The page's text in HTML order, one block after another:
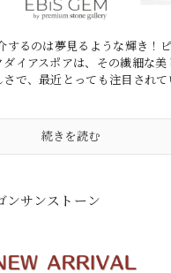
するのは夢見るような輝き！
イアスポアは、その繊細な
で、最近とっても注目され
続きを読む
サンストーン